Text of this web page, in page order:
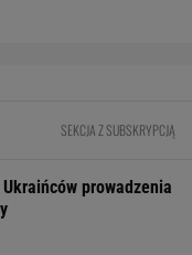
SEKCJA Z SUBSKRYPCJĄ
prowadzenia